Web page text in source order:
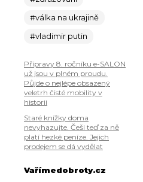
#válka na ukrajině
#vladimir putin
Přípravy 8. ročníku e-SALON
už jsou v plném proudu.
Půjde o nejlépe obsazený
veletrh čisté mobility v
historii
Staré knížky doma
nevyhazujte. Češi teď za ně
platí hezké peníze. Jejich
prodejem se dá vydělat
Vařímedobroty.cz